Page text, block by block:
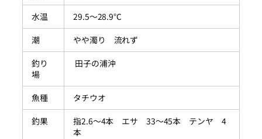
水温
29.5～28.9℃
潮
やや濁り 流れず
釣り
場
田子の浦沖
魚種
タチウオ
釣果
指2.6～4本 エサ 33～45本 テンヤ 4
本